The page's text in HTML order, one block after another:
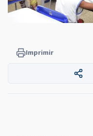
Imprimir